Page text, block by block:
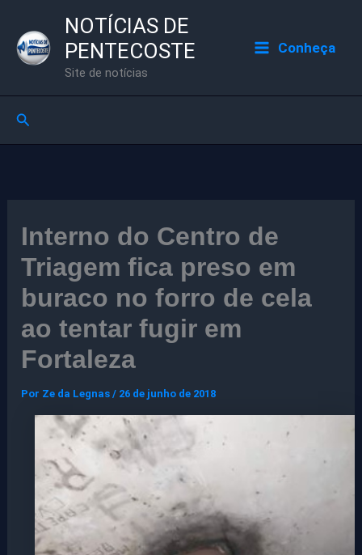
para
NOTÍCIAS DE
PENTECOSTE
Site de notícias
Conheça
Pesquisar
Interno do Centro de
Triagem fica preso em
buraco no forro de cela
ao tentar fugir em
Fortaleza
Por Ze da Legnas/ 26 de junho de 2018